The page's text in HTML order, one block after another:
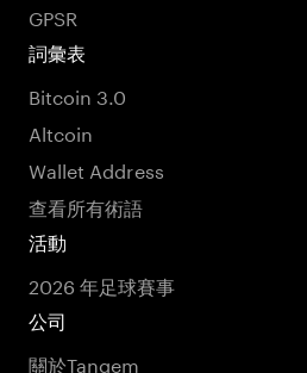
GPSR
詞彙表
Bitcoin 3.0
Altcoin
Wallet Address
查看所有術語
活動
2026 年足球賽事
公司
關於Tangem